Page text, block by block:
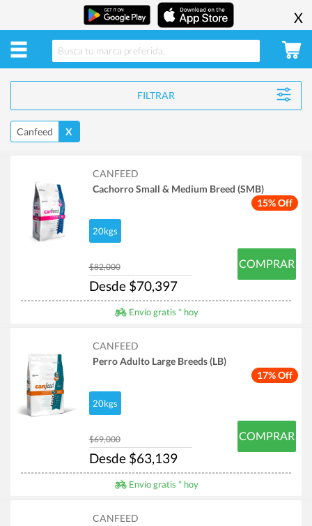
X
FILTRAR
Canfeed X
15% Off
CANFEED
Cachorro Small & Medium Breed (SMB)
20kgs
$82,000
Desde $70,397
COMPRAR
Envío gratis * hoy
17% Off
CANFEED
Perro Adulto Large Breeds (LB)
20kgs
$69,000
Desde $63,139
COMPRAR
Envío gratis * hoy
CANFEED